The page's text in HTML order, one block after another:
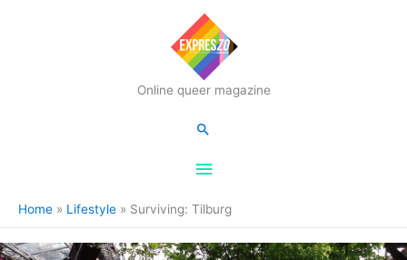
Online queer magazine
Hoofdmenu
Zoeken
Home Lifestyle Surviving: Tilburg